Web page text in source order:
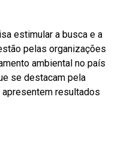
estimular a busca e a
pelas organizações
ambiental no país
se destacam pela
resultados